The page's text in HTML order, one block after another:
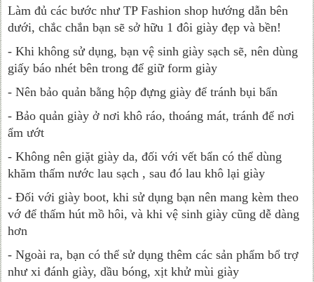
Làm đủ các bước như TP Fashion shop hướng dẫn bên
dưới, chắc chắn bạn sẽ sở hữu 1 đôi giày đẹp và bền!
- Khi không sử dụng, bạn vệ sinh giày sạch sẽ, nên dùng
giấy báo nhét bên trong để giữ form giày
- Nên bảo quản bằng hộp đựng giày để tránh bụi bẩn
- Bảo quản giày ở nơi khô ráo, thoáng mát, tránh để nơi
ẩm ướt
- Không nên giặt giày da, đối với vết bẩn có thể dùng
khăm thấm nước lau sạch , sau đó lau khô lại giày
- Đối với giày boot, khi sử dụng bạn nên mang kèm theo
vớ để thấm hút mồ hôi, và khi vệ sinh giày cũng dễ dàng
hơn
- Ngoài ra, bạn có thể sử dụng thêm các sản phẩm bổ trợ
như xi đánh giày, dầu bóng, xịt khử mùi giày